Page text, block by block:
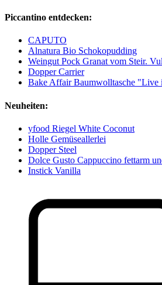
Piccantino entdecken:
CAPUTO
Alnatura Bio Schokopudding
Weingut Pock Granat vom Steir.
Dopper Carrier
Bake Affair Baumwolltasche "Live
Neuheiten:
yfood Riegel White Coconut
Holle Gemüseallerlei
Dopper Steel
Dolce Gusto Cappuccino fettarm
Instick Vanilla